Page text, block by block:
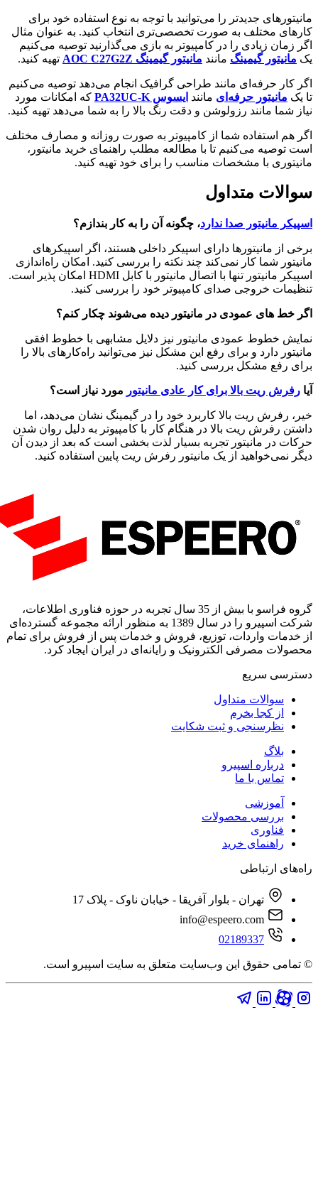
جدیدتر را می‌توانید با توجه به نوع استفاده خود برای
مختلف به صورت تخصصی‌تری انتخاب کنید. به عنوان مثال
زیادی را در کامپیوتر به بازی می‌گذارنید توصیه می‌کنیم
گیمینگمانند مانیتور گیمینگ AOC C27G2Z تهیه کنید.
حرفه‌ای مانند طراحی گرافیک انجام می‌دهد توصیه می‌کنیم
مانیتور حرفه‌ای مانند ایسوس PA32UC-K
که امکانات مورد
شما مانند رزولوشن و دقت رنگ بالا را به شما می‌‌دهد تهیه کنید.
استفاده شما از کامپیوتر به صورت روزانه و مصارف مختلف
می‌کنیم تا با مطالعه مطلب راهنمای خرید مانیتور،
با مشخصات مناسب را برای خود تهیه کنید.
متداول
مانیتور صدا ندارد ، چگونه آن را به کار بندازم؟
از مانیتورها دارای اسپیکر داخلی هستند، اگر اسپیکرهای
شما کار نمی‌کند چند نکته را بررسی کنید. امکان راه‌اندازی
اسپیکر مانیتور تنها با اتصال مانیتور با کابل HDMI امکان پذیر است.
خروجی صدای کامپیوتر خود را بررسی کنید.
های عمودی در مانیتور دیده می‌شوند چکار کنم؟
خطوط عمودی مانیتور نیز دلایل مشابهی با خطوط افقی
دارد و برای رفع این مشکل نیز می‌توانید راه‌کارهای بالا را
رفع مشکل بررسی کنید.
ریت بالا برای کار عادی مانیتورمورد نیاز است؟
رفرش ریت بالا کاربرد خود را در گیمینگ نشان می‌دهد، اما
رفرش ریت بالا در هنگام کار با کامپیوتر به دلیل روان شدن
در مانیتور تجربه بسیار لذت بخشی است که بعد از دیدن آن
نمی‌خواهید از یک مانیتور رفرش ریت پایین استفاده کنید.
گروه فراسو با بیش از 35 سال تجربه در حوزه فناوری اطلاعات،
شرکت اسپیرو را در سال 1389 به منظور ارائه مجموعه گسترده‌ای
واردات، توزیع، فروش و خدمات پس از فروش برای تمام
مصرفی الکترونیک و رایانه‌ای در ایران ایجاد کرد.
سریع
سوالات متداول
از کجا بخرم
نظرسنجی و ثبت شکایت
بلاگ
درباره اسپیرو
تماس با ما
آموزشی
بررسی محصولات
فناوری
راهنمای خرید
ارتباطی
تهران - بلوار آفریقا - خیابان ناوک - پلاک 17
info@espeero.com
02189337
حقوق این وب‌سایت متعلق به سایت اسپیرو است.